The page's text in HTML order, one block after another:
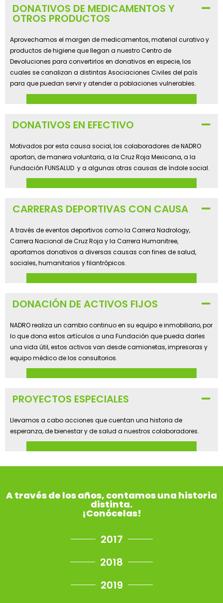
DONATIVOS DE MEDICAMENTOS Y
OTROS PRODUCTOS
Aprovechamos el margen de medicamentos, material curativo y
productos de higiene que llegan a nuestro Centro de
Devoluciones para convertirlos en donativos en especie, los
cuales se canalizan a distintas Asociaciones Civiles del país
para que puedan servir y atender a poblaciones vulnerables.
DONATIVOS EN EFECTIVO
Motivados por esta causa social, los colaboradores de NADRO
aportan, de manera voluntaria, a la Cruz Roja Mexicana, a la
Fundación FUNSALUD y a algunas otras causas de índole social.
CARRERAS DEPORTIVAS CON CAUSA
A través de eventos deportivos como la Carrera Nadrology,
Carrera Nacional de Cruz Roja y la Carrera Humanitree,
aportamos donativos a diversas causas con fines de salud,
sociales, humanitarios y filantrópicos.
DONACIÓN DE ACTIVOS FIJOS
NADRO realiza un cambio continuo en su equipo e inmobiliario, por
lo que dona estos artículos a una Fundación que pueda darles
una vida útil, estos activos van desde camionetas, impresoras y
equipo médico de los consultorios.
PROYECTOS ESPECIALES
Llevamos a cabo acciones que cuentan una historia de
esperanza, de bienestar y de salud a nuestros colaboradores.
A través de los años, contamos una historia
distinta.
¡Conócelas!
2017
2018
2019